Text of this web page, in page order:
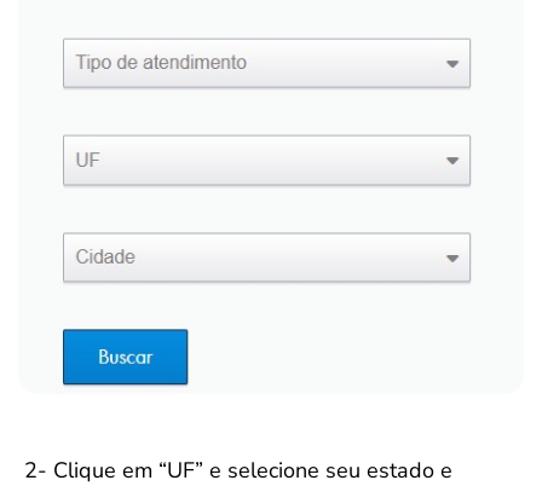
2- Clique em “UF” e selecione seu estado e